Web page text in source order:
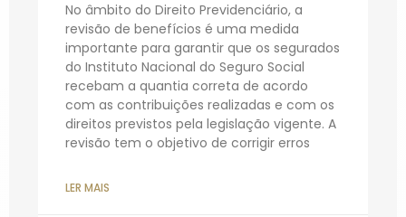
No âmbito do Direito Previdenciário, a
revisão de benefícios é uma medida
importante para garantir que os segurados
do Instituto Nacional do Seguro Social
recebam a quantia correta de acordo
com as contribuições realizadas e com os
direitos previstos pela legislação vigente. A
revisão tem o objetivo de corrigir erros
LER MAIS